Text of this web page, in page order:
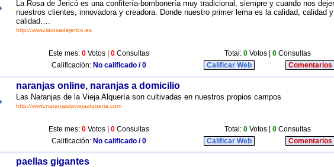
La Rosa de Jericó es una confitería-bombonería muy tradicional, siempre y cuando nos
nuestros clientes, innovadora y creadora. Donde nuestro primer lema es la calidad, calidad y
calidad….
http://www.larosadejerico.es
Este mes: 0 Votos | 0 Consultas Total: 0 Votos | 0 Consultas
Calificación: No calificado / 0 Calificar Web Comentarios
naranjas online, naranjas a domicilio
Las Naranjas de la Vieja Alquería son cultivadas en nuestros propios campos
http://www.naranjaslaviejaalqueria.com
Este mes: 0 Votos | 0 Consultas Total: 0 Votos | 0 Consultas
Calificación: No calificado / 0 Calificar Web Comentarios
paellas gigantes